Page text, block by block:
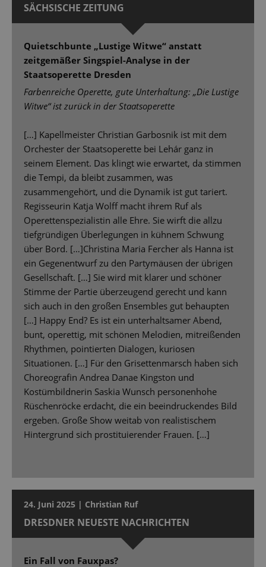
SÄCHSISCHE ZEITUNG
Quietschbunte „Lustige Witwe“ anstatt
zeitgemäßer Singspiel-Analyse in der
Staatsoperette Dresden
Farbenreiche Operette, gute Unterhaltung: „Die Lustige
Witwe“ ist zurück in der Staatsoperette
[…] Kapellmeister Christian Garbosnik ist mit dem
Orchester der Staatsoperette bei Lehár ganz in
seinem Element. Das klingt wie erwartet, da stimmen
die Tempi, da bleibt zusammen, was
zusammengehört, und die Dynamik ist gut tariert.
Regisseurin Katja Wolff macht ihrem Ruf als
Operettenspezialistin alle Ehre. Sie wirft die allzu
tiefgründigen Überlegungen in kühnem Schwung
über Bord. […]Christina Maria Fercher als Hanna ist
ein Gegenentwurf zu den Partymäusen der übrigen
Gesellschaft. […] Sie wird mit klarer und schöner
Stimme der Partie überzeugend gerecht und kann
sich auch in den großen Ensembles gut behaupten
[…] Happy End? Es ist ein unterhaltsamer Abend,
bunt, operettig, mit schönen Melodien, mitreißenden
Rhythmen, pointierten Dialogen, kuriosen
Situationen. […] Für den Grisettenmarsch haben sich
Choreografin Andrea Danae Kingston und
Kostümbildnerin Saskia Wunsch personenhohe
Rüschenröcke erdacht, die ein beeindruckendes Bild
ergeben. Große Show weitab von realistischem
Hintergrund sich prostituierender Frauen. […]
24. Juni 2025 | Christian Ruf
DRESDNER NEUESTE NACHRICHTEN
Ein Fall von Fauxpas?